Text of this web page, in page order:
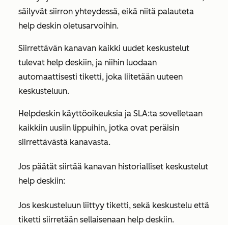
säilyvät siirron yhteydessä, eikä niitä palauteta
help deskin oletusarvoihin.
Siirrettävän kanavan kaikki uudet keskustelut
tulevat help deskiin, ja niihin luodaan
automaattisesti tiketti, joka liitetään uuteen
keskusteluun.
Helpdeskin käyttöoikeuksia ja SLA:ta sovelletaan
kaikkiin uusiin lippuihin, jotka ovat peräisin
siirrettävästä kanavasta.
Jos päätät siirtää kanavan historialliset keskustelut
help deskiin:
Jos keskusteluun liittyy tiketti, sekä keskustelu että
tiketti siirretään sellaisenaan help deskiin.